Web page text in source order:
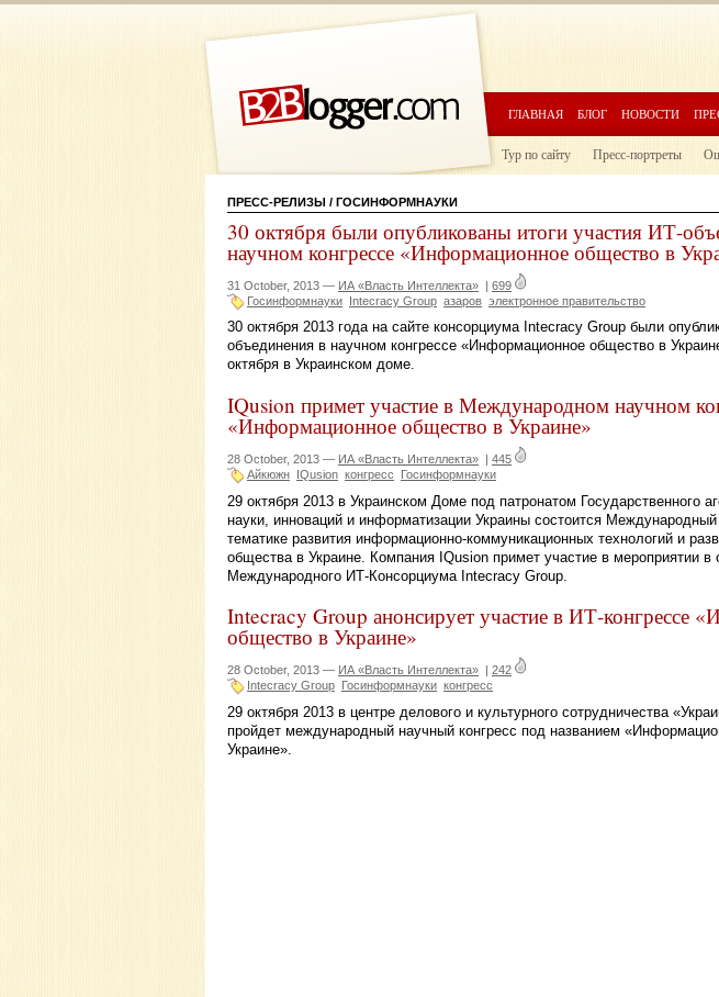
ГЛАВНАЯ БЛОГ НОВОСТИ
Тур по сайту Пресс-портреты
ПРЕСС-РЕЛИЗЫ / ГОСИНФОРМНАУКИ
30 октября были опубликованы итоги участия ИТ-
научном конгрессе «Информационное общество в
31 October, 2013 — ИА «Власть Интеллекта» | 699
Госинформнауки Intecracy Group азаров электронное правительство
30 октября 2013 года на сайте консорциума Intecracy Group были
объединения в научном конгрессе «Информационное общество в
октября в Украинском доме.
IQusion примет участие в Международном научном
«Информационное общество в Украине»
28 October, 2013 — ИА «Власть Интеллекта» | 445
Айкюжн IQusion конгресс Госинформнауки
29 октября 2013 в Украинском Доме под патронатом Государственного
науки, инноваций и информатизации Украины состоится
тематике развития информационно-коммуникационных технологий и
общества в Украине. Компания IQusion примет участие в мероприятии в
Международного ИТ-Консорциума Intecracy Group.
Intecracy Group анонсирует участие в ИТ-конгрессе
общество в Украине»
28 October, 2013 — ИА «Власть Интеллекта»
242
Intecracy Group
Госинформнауки конгресс
29 октября 2013 в центре делового и культурного сотрудничества
пройдет международный научный конгресс под названием
Украине».